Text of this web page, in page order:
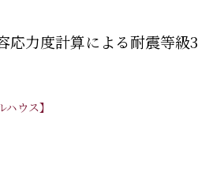
力度計算による耐震等級3
ウス】